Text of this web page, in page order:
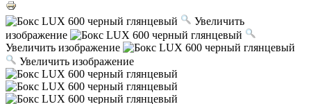
Увеличить
изображение
Увеличить изображение
Увеличить изображение